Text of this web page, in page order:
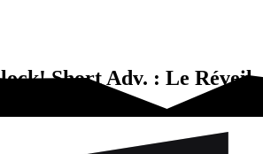
Short Adv. : Le Réveil